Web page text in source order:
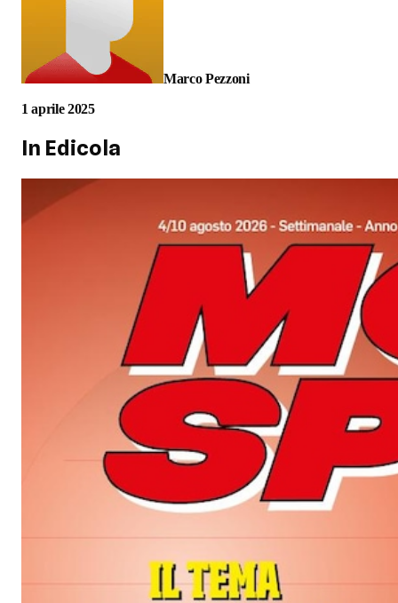
Marco Pezzoni
1 aprile 2025
In Edicola